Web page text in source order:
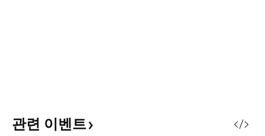
관련 이벤트